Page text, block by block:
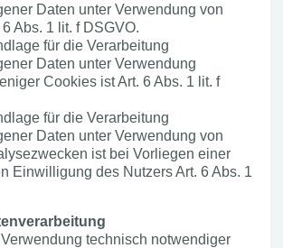
Daten unter Verwendung von
Abs. 1 lit. f DSGVO.
für die Verarbeitung
Daten unter Verwendung
Cookies ist Art. 6 Abs. 1 lit. f
für die Verarbeitung
Daten unter Verwendung von
ist bei Vorliegen einer
Einwilligung des Nutzers Art. 6 Abs. 1
technisch notwendiger